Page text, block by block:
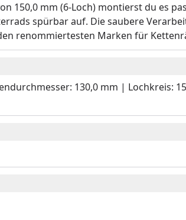
mm (6-Loch) montierst du es
spürbar auf. Die saubere
renommiertesten Marken für
130,0 mm | Lochkreis: